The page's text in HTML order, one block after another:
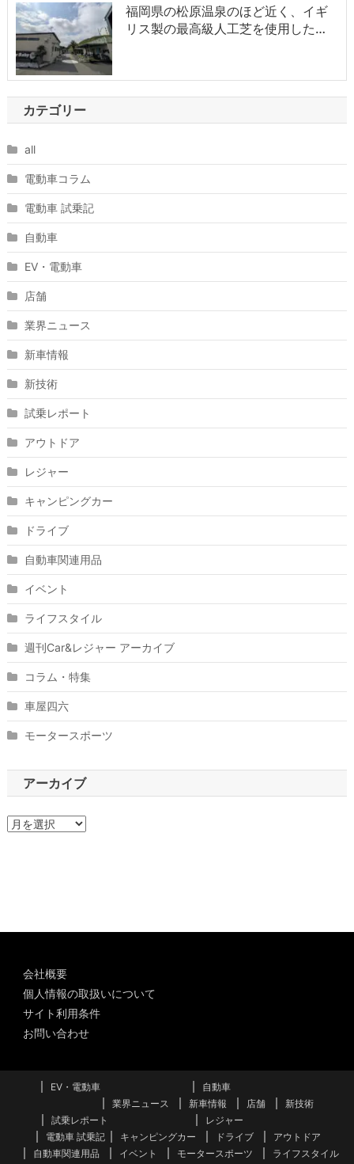
福岡県の松原温泉のほど近く、イギ
リス製の最高級人工芝を使用した…
カテゴリー
all
電動車コラム
電動車 試乗記
自動車
EV・電動車
店舗
業界ニュース
新車情報
新技術
試乗レポート
アウトドア
レジャー
キャンピングカー
ドライブ
自動車関連用品
イベント
ライフスタイル
週刊Car&レジャー アーカイブ
コラム・特集
車屋四六
モータースポーツ
アーカイブ
ア
会社概要
個人情報の取扱いについて
サイト利用条件
お問い合わせ
EV・電動車
自動車
業界ニュース
新車情報 店舗
新技術
試乗レポート
電動車 試乗記
レジャー
キャンピングカー
ドライブ
アウトドア
自動車関連用品
イベント モータースポーツ ライフスタイル